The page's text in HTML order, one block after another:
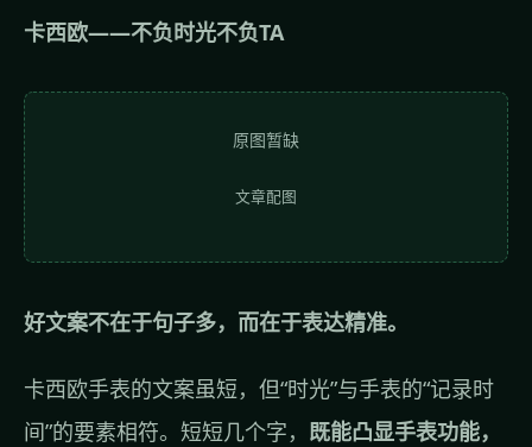
卡西欧——不负时光不负TA
原图暂缺
文章配图
好文案不在于句子多，而在于表达精准。
卡西欧手表的文案虽短，但“时光”与手表的“记录时
间”的要素相符。短短几个字， 既能凸显手表功能，